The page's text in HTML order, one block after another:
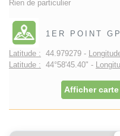
Rien de particulier
1ER POINT
Latitude : 44.979279 -
Latitude : 44°58'45.40" -
Afficher